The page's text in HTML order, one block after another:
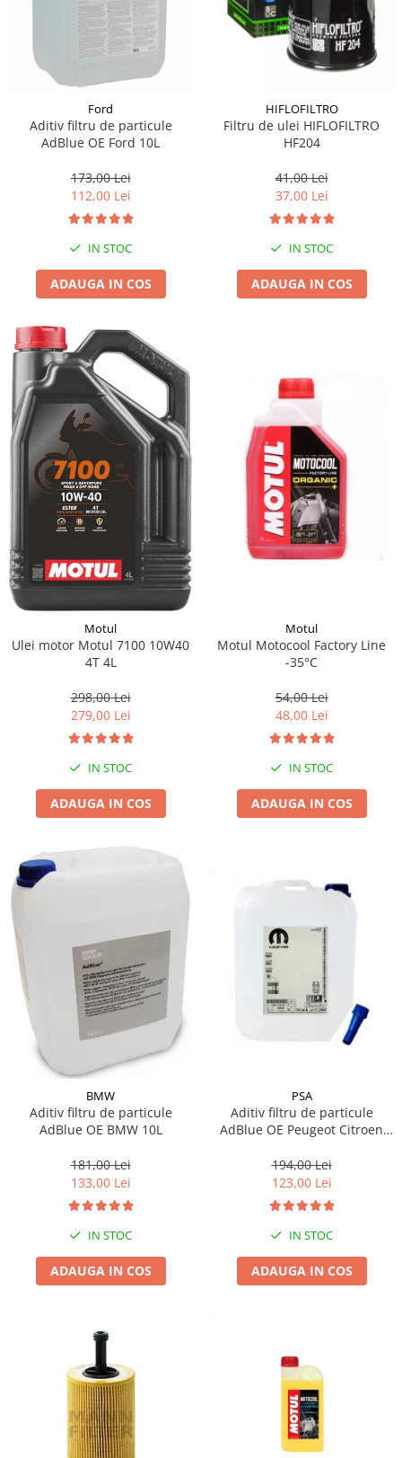
Ford
Aditiv filtru de particule
AdBlue OE Ford 10L
173,00 Lei
112,00 Lei
IN STOC
ADAUGA IN COS
HIFLOFILTRO
Filtru de ulei HIFLOFILTRO
HF204
41,00 Lei
37,00 Lei
IN STOC
ADAUGA IN COS
Motul
Ulei motor Motul 7100 10W40
4T 4L
298,00 Lei
279,00 Lei
IN STOC
ADAUGA IN COS
Motul
Motul Motocool Factory Line
-35°C
54,00 Lei
48,00 Lei
IN STOC
ADAUGA IN COS
BMW
Aditiv filtru de particule
AdBlue OE BMW 10L
181,00 Lei
133,00 Lei
IN STOC
ADAUGA IN COS
PSA
Aditiv filtru de particule
AdBlue OE Peugeot Citroen
194,00 Lei
123,00 Lei
IN STOC
ADAUGA IN COS